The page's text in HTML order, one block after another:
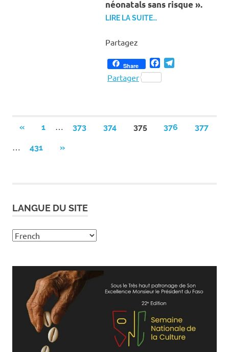
néonatals sans risque ».
LIRE LA SUITE…
Partagez
Share Facebook
Partager
Pagination
des
«PREVIOUS
1 … 373 374 375 376 377
… 431
NEXT
»
LANGUE DU SITE